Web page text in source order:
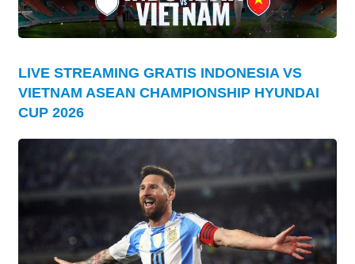
LIVE STREAMING GRATIS INDONESIA VS
VIETNAM ASEAN CHAMPIONSHIP HYUNDAI
CUP 2026